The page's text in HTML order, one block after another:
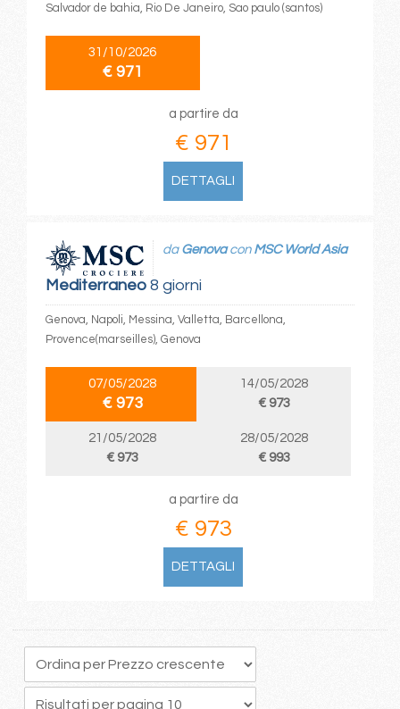
Salvador de bahia, Rio De Janeiro, Sao paulo (santos)
31/10/2026
€ 971
a partire da
€ 971
DETTAGLI
Mediterraneo8 giorni
da Genovacon MSC World Asia
Genova, Napoli, Messina, Valletta, Barcellona,
Provence(marseilles), Genova
07/05/2028
€ 973
14/05/2028
€ 973
21/05/2028
€ 973
28/05/2028
€ 993
a partire da
€ 973
DETTAGLI